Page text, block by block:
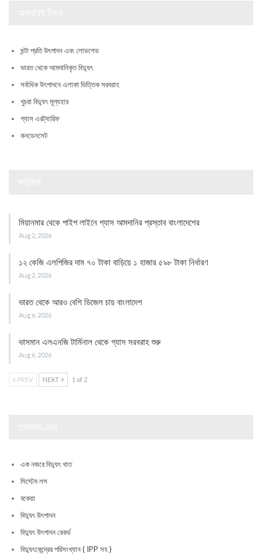
ঘন্টা প্রতি উৎপাদন এবং লোডশেড
ভারত থেকে আমদানিকৃত বিদ্যুৎ
সর্বাধিক উৎপাদনে এলাকা ভিত্তিক সরবরাহ
খুচরা বিদ্যুৎ মূল্যহার
গ্যাস এরট্যারিফ
কনডেনসেট
মিয়ানমার থেকে পাইপ লাইনে গ্যাস আমদানির প্রস্তাব বাংলাদেশের
Aug 2, 2026
১২ কেজি এলপিজির দাম ৭০ টাকা বাড়িয়ে ১ হাজার ৫৯৮ টাকা নির্ধারণ
Aug 2, 2026
ভারত থেকে আরও বেশি ডিজেল চায় বাংলাদেশ
Aug 6, 2026
ভাসমান এলএনজি টার্মিনাল থেকে গ্যাস সরবরাহ শুরু
Aug 6, 2026
PREV NEXT 1 of 2
এক নজরে বিদ্যুৎ খাত
সিস্টেম লস
বকেয়া
বিদ্যুৎ উৎপাদন
বিদ্যুৎ উৎপাদন রেকর্ড
বিদ্যুৎকেন্দ্রের পরিসংখ্যান ( IPP সহ )